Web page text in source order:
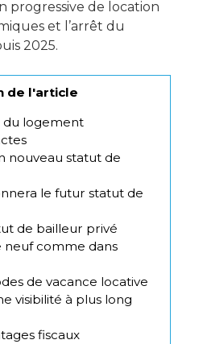
progressive de location
et l’arrêt du
2025.
de l'article
du logement
nouveau statut de
le futur statut de
de bailleur privé
neuf comme dans
de vacance locative
visibilité à plus long
fiscaux